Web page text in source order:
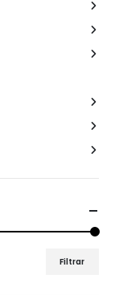
Filtrar